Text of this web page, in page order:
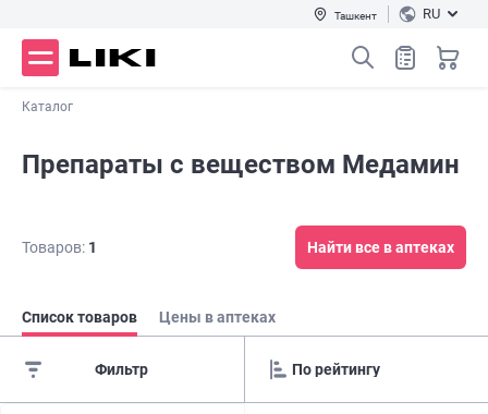
Ташкент RU
Каталог
Препараты с веществом Медамин
Товаров: 1 Найти все в аптеках
Список товаров Цены в аптеках
Фильтр